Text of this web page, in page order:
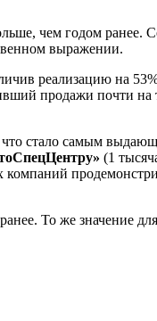
чем годом ранее.
выражении.
реализацию на
продажи почти на
стало самым
(1
компаний
То же значение